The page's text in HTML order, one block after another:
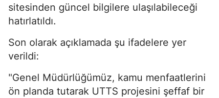
sitesinden güncel bilgilere ulaşılabileceği
hatırlatıldı.
Son olarak açıklamada şu ifadelere yer
verildi:
"Genel Müdürlüğümüz, kamu menfaatlerini
ön planda tutarak UTTS projesini şeffaf bir